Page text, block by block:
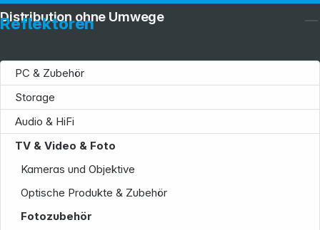
Reflektoren
PC & Zubehör
Storage
Audio & HiFi
TV & Video & Foto
Kameras und Objektive
Optische Produkte & Zubehör
Fotozubehör
Distribution ohne Umwege